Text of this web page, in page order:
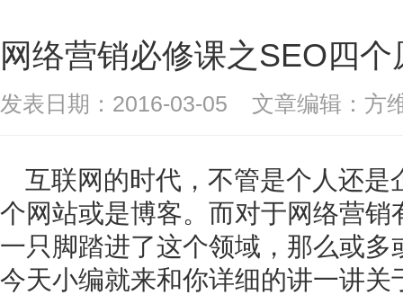
网络营销必修课之SEO四个
发表日期：2016-03-05 文章编辑：方
互联网的时代，不管是个人还
个网站或是博客。而对于网络营
一只脚踏进了这个领域，那么或
今天小编就来和你详细的讲一讲关